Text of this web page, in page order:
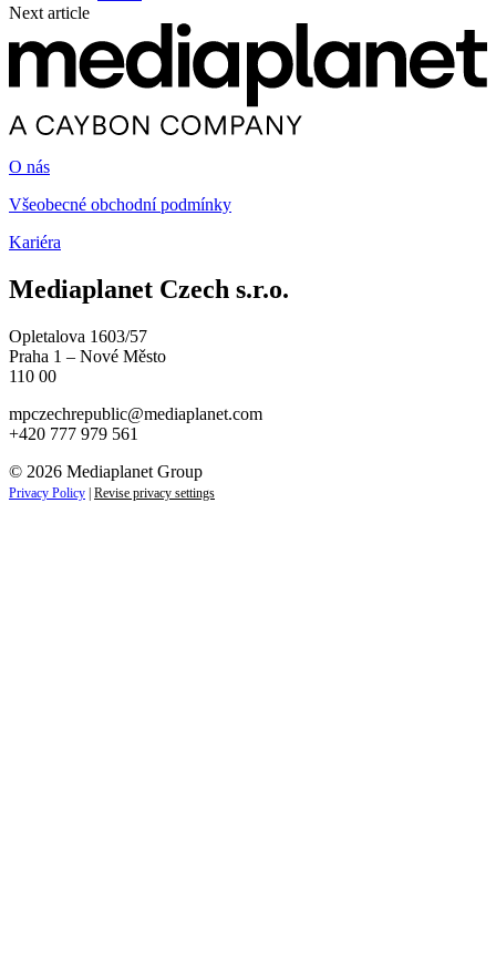
Next article
O nás
Všeobecné obchodní podmínky
Kariéra
Mediaplanet Czech s.r.o.
Opletalova 1603/57
Praha 1 – Nové Město
110 00
mpczechrepublic@mediaplanet.com
+420 777 979 561
© 2026 Mediaplanet Group
Privacy Policy Revise privacy settings